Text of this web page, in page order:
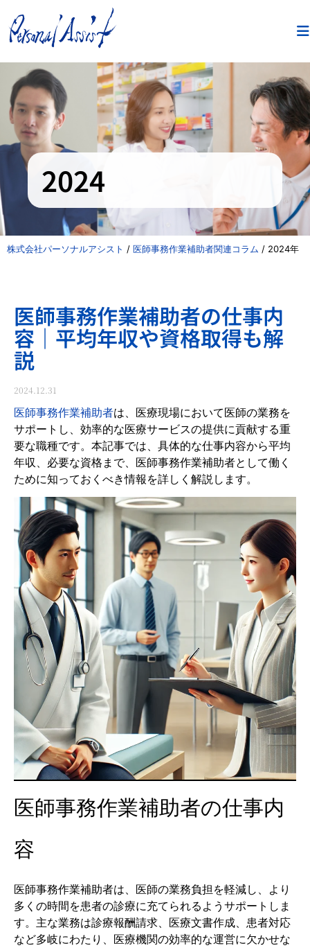
2024
株式会社パーソナルアシスト / 医師事務作業補助者関連コラム / 2024年
医師事務作業補助者の仕事内
容｜平均年収や資格取得も解
説
2024.12.31
医師事務作業補助者は、医療現場において医師の業務を
サポートし、効率的な医療サービスの提供に貢献する重
要な職種です。本記事では、具体的な仕事内容から平均
年収、必要な資格まで、医師事務作業補助者として働く
ために知っておくべき情報を詳しく解説します。
医師事務作業補助者の仕事内
容
医師事務作業補助者は、医師の業務負担を軽減し、より
多くの時間を患者の診療に充てられるようサポートしま
す。主な業務は診療報酬請求、医療文書作成、患者対応
など多岐にわたり、医療機関の効率的な運営に欠かせな